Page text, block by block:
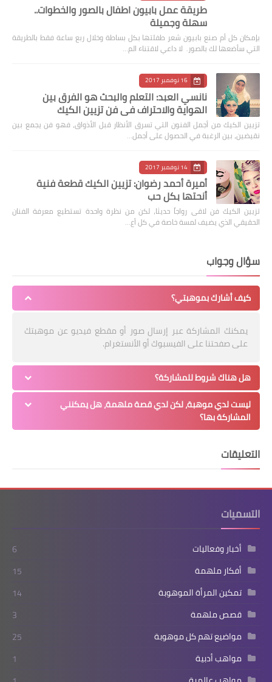
طريقة عمل بابيون اطفال بالصور والخطوات..
سهلة وجميلة
بإمكان كل أم صنع بابيون شعر طفلتها بكل بساطة وخلال ربع ساعة فقط بالطريقة
التي سأضعها لك بالصور. لا داعي لاقتناء الم…
16 نوفمبر 2017
نانسي العبد: التعلم والبحث هو الفرق بين
الهواية والاحتراف في فن تزيين الكيك
تزيين الكيك من أجمل الفنون التي تسرق الأنظار قبل الأذواق، فهو فن يجمع بين
نقيضين، بين الرغبة في الحصول على أجمل…
14 نوفمبر 2017
أميرة أحمد رضوان: تزيين الكيك قطعة فنية
أنحتها بكل حب
تزيين الكيك فن لاقى رواجاً حديثا، لكن من نظرة واحدة تستطيع معرفة الفنان
الحقيقي الذي يضيف لمسة خاصة في كل أع…
سؤال وجواب
كيف أشارك بموهبتي؟
يمكنك المشاركة عبر إرسال صور أو مقطع فيديو عن موهبتك
على صفحتنا على الفيسبوك أو الأنستغرام.
هل هناك شروط للمشاركة؟
ليست لدي موهبة، لكن لدي قصة ملهمة، هل يمكنني
المشاركة بها؟
التعليقات
التسميات
أخبار وفعاليات
6
أفكار ملهمة
15
تمكين المرأة الموهوبة
14
قصص ملهمة
3
مواضيع تهم كل موهوبة
25
مواهب أدبية
1